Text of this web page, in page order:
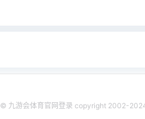
© 九游会体育官网登录 copyright 2002-